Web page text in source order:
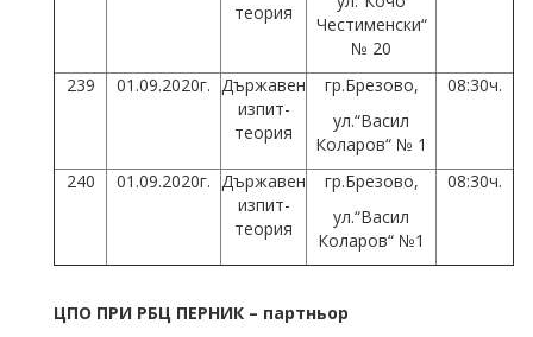
теория
Честименски“
№ 20
239 01.09.2020г. Държавен
изпит-
теория
гр.Брезово,
ул.“Васил
Коларов“ № 1
08:30ч.
240 01.09.2020г. Държавен
изпит-
теория
гр.Брезово,
ул.“Васил
Коларов“ №1
08:30ч.
ЦПО ПРИ РБЦ ПЕРНИК – партньор